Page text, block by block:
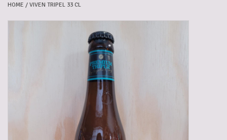
Blikken
HOME / VIVEN TRIPEL 33 CL